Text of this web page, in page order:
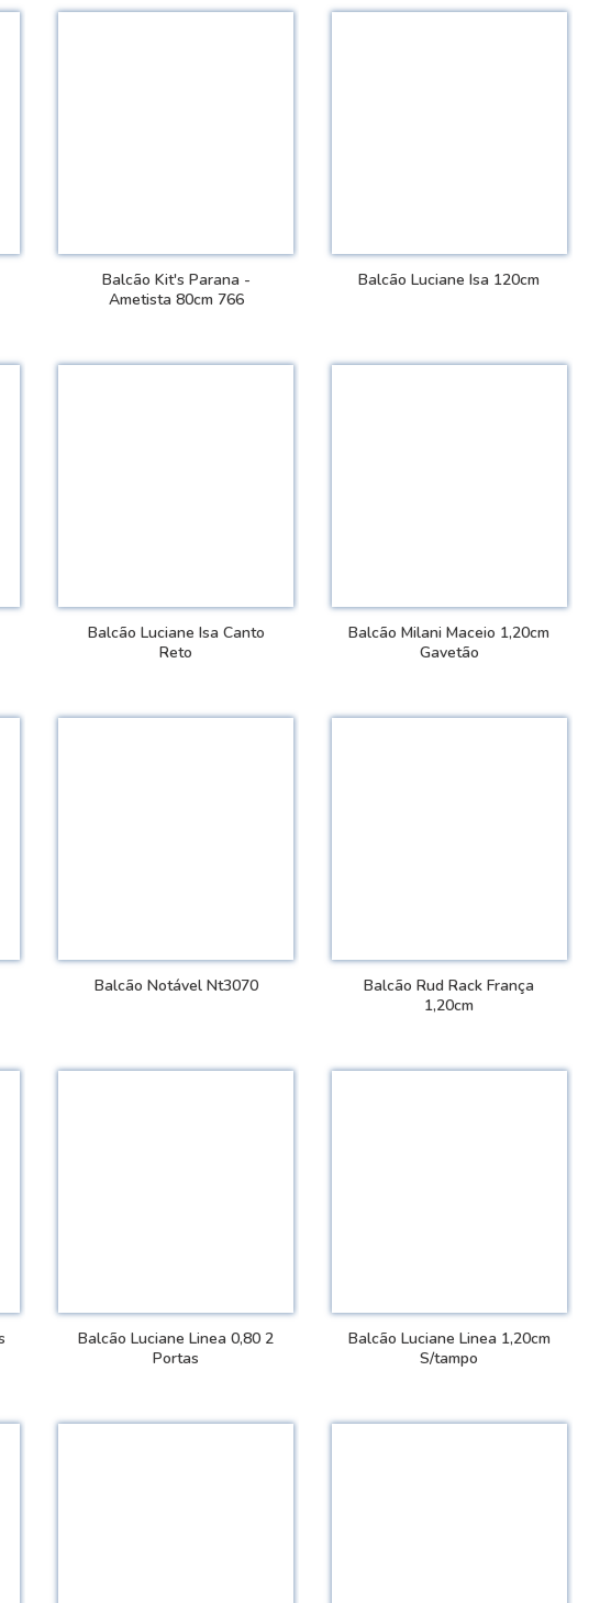
Balcão Kit's Parana -
Ametista 80cm 766
Balcão Luciane Isa 120cm
Balcão Luciane Isa Canto
Reto
Balcão Milani Maceio 1,20cm
Gavetão
Balcão Notável Nt3070
Balcão Rud Rack França
1,20cm
Balcão Luciane Linea 0,80 2
Portas
Balcão Luciane Linea 1,20cm
S/tampo